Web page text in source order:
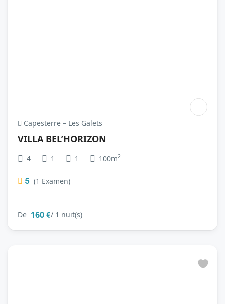
Capesterre – Les Galets
VILLA BEL’HORIZON
4 1 1 100m2
5 (1 Examen)
De 160 €/ 1 nuit(s)